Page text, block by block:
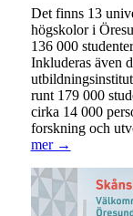
Det finns 13
högskolor i
136 000
Inkluderas även
runt 179 000
cirka 14 000
forskning och
mer →